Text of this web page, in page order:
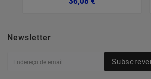
Newsletter